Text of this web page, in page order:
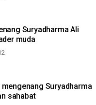
Suryadharma Ali
muda
Suryadharma
sahabat